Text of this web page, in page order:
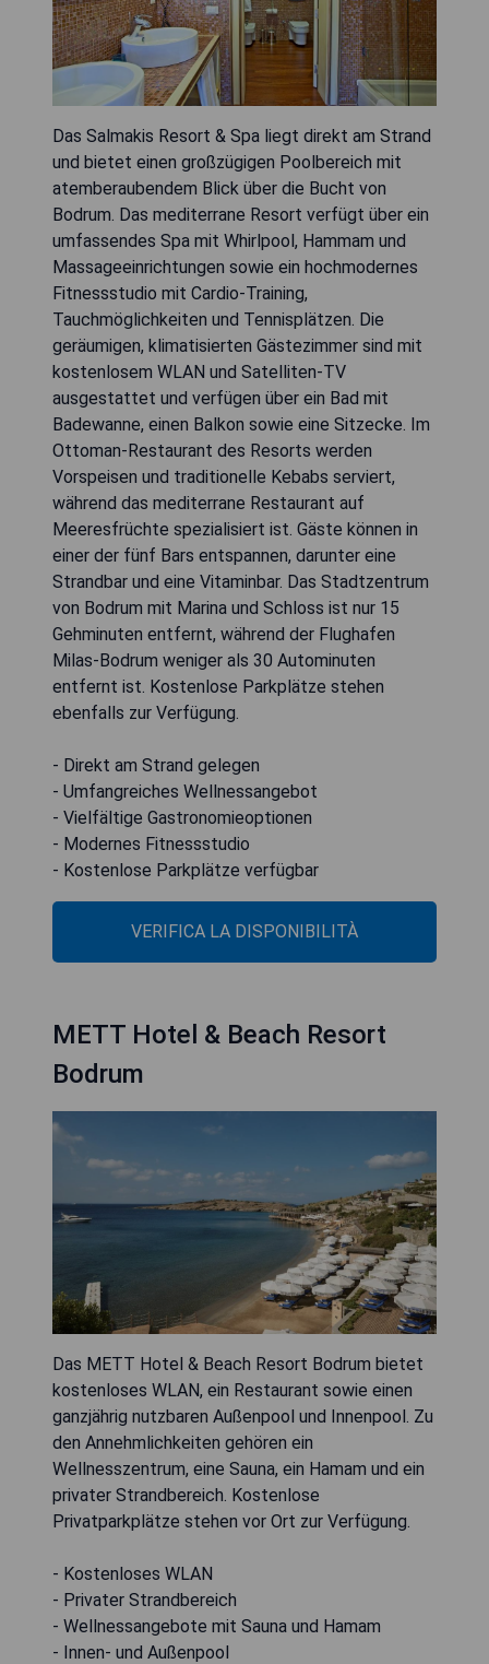
Das Salmakis Resort & Spa liegt direkt am Strand
und bietet einen großzügigen Poolbereich mit
atemberaubendem Blick über die Bucht von
Bodrum. Das mediterrane Resort verfügt über ein
umfassendes Spa mit Whirlpool, Hammam und
Massageeinrichtungen sowie ein hochmodernes
Fitnessstudio mit Cardio-Training,
Tauchmöglichkeiten und Tennisplätzen. Die
geräumigen, klimatisierten Gästezimmer sind mit
kostenlosem WLAN und Satelliten-TV
ausgestattet und verfügen über ein Bad mit
Badewanne, einen Balkon sowie eine Sitzecke. Im
Ottoman-Restaurant des Resorts werden
Vorspeisen und traditionelle Kebabs serviert,
während das mediterrane Restaurant auf
Meeresfrüchte spezialisiert ist. Gäste können in
einer der fünf Bars entspannen, darunter eine
Strandbar und eine Vitaminbar. Das Stadtzentrum
von Bodrum mit Marina und Schloss ist nur 15
Gehminuten entfernt, während der Flughafen
Milas-Bodrum weniger als 30 Autominuten
entfernt ist. Kostenlose Parkplätze stehen
ebenfalls zur Verfügung.
- Direkt am Strand gelegen
- Umfangreiches Wellnessangebot
- Vielfältige Gastronomieoptionen
- Modernes Fitnessstudio
- Kostenlose Parkplätze verfügbar
VERIFICA LA DISPONIBILITÀ
METT Hotel & Beach Resort
Bodrum
Das METT Hotel & Beach Resort Bodrum bietet
kostenloses WLAN, ein Restaurant sowie einen
ganzjährig nutzbaren Außenpool und Innenpool. Zu
den Annehmlichkeiten gehören ein
Wellnesszentrum, eine Sauna, ein Hamam und ein
privater Strandbereich. Kostenlose
Privatparkplätze stehen vor Ort zur Verfügung.
- Kostenloses WLAN
- Privater Strandbereich
- Wellnessangebote mit Sauna und Hamam
- Innen- und Außenpool